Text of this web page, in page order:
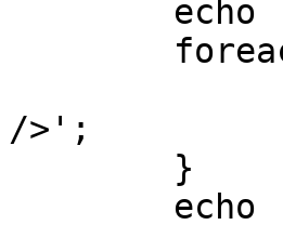
/>';